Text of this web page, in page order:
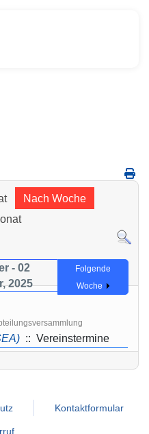
Nach Woche
- 02
2025
Folgende
Woche
:: Vereinstermine
Kontaktformular